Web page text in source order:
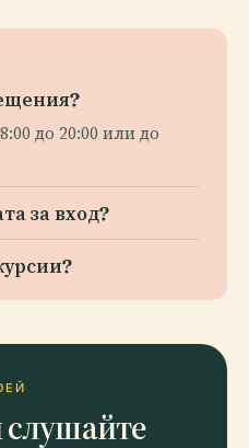
до 20:00 или до
за вход?